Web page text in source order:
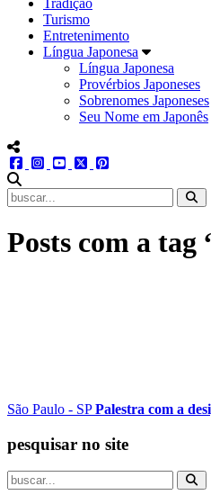
Tradição
Turismo
Entretenimento
Língua Japonesa
Língua Japonesa
Provérbios Japoneses
Sobrenomes Japoneses
Seu Nome em Japonês
menu redes social
facebookinstagram
youtube
twitter
Posts com a tag
São Paulo - SP Palestra com a
pesquisar no site